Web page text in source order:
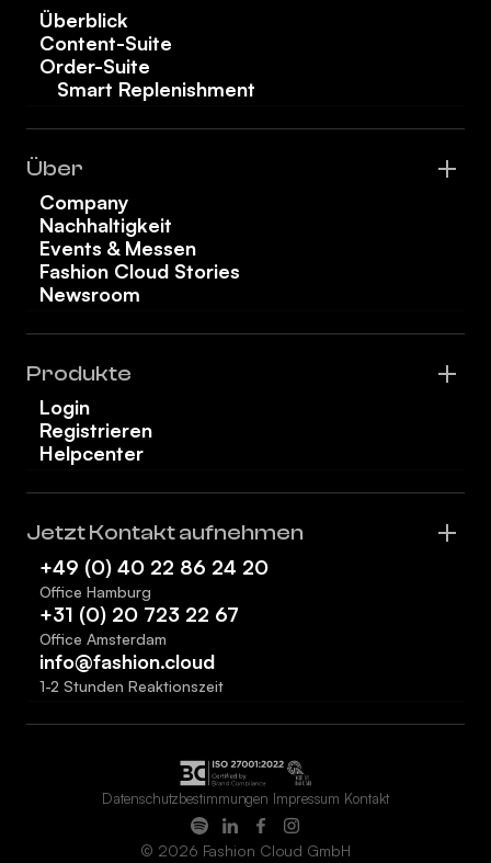
Überblick
Content-Suite
Order-Suite
Smart Replenishment
Über
Company
Nachhaltigkeit
Events & Messen
Fashion Cloud Stories
Newsroom
Produkte
Login
Registrieren
Helpcenter
Jetzt Kontakt aufnehmen
+49 (0) 40 22 86 24 20
Office Hamburg
+31 (0) 20 723 22 67
Office Amsterdam
info@fashion.cloud
1-2 Stunden Reaktionszeit
© 2026 Fashion Cloud GmbH
Datenschutzbestimmungen Impressum Kontakt